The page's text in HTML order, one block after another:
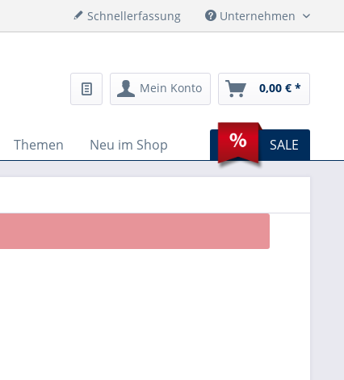
Schnellerfassung Unternehmen
Mein Konto 0,00 € *
Themen Neu im Shop SALE